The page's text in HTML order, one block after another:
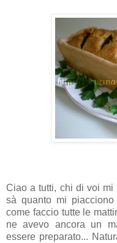
Ciao a tutti, chi di voi mi
sà quanto mi
come faccio tutte le
ne avevo ancora un
essere preparato...